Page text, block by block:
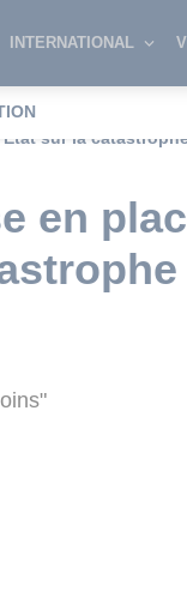
INTERNATIONAL
sur la
en